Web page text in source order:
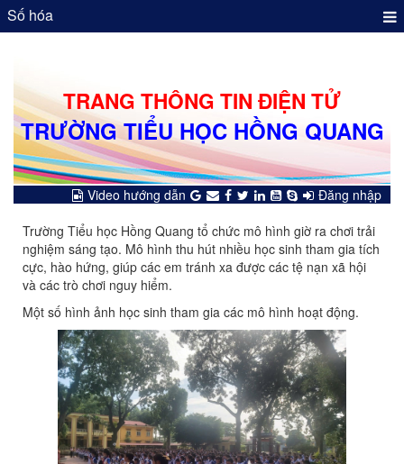
Số hóa
TRANG THÔNG TIN ĐIỆN TỬ
TRƯỜNG TIỂU HỌC HỒNG QUANG
Video hướng dẫn
Đăng nhập
Trường Tiểu học Hồng Quang tổ chức mô hình giờ ra chơi trải
nghiệm sáng tạo. Mô hình thu hút nhiều học sinh tham gia tích
cực, hào hứng, giúp các em tránh xa được các tệ nạn xã hội
và các trò chơi nguy hiểm.
Một số hình ảnh học sinh tham gia các mô hình hoạt động.